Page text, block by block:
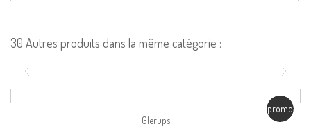
30 Autres produits dans la même catégorie :
promo
Glerups